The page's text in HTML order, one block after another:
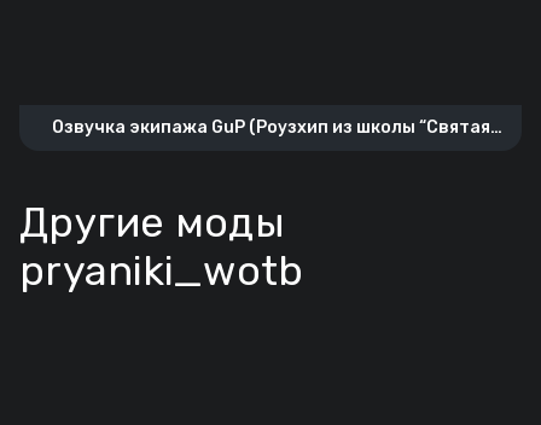
Озвучка экипажа GuP (Роузхип из школы “Святая
Другие моды
pryaniki_wotb